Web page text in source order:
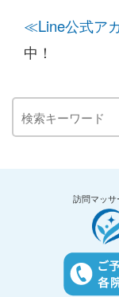
≪Line公式ア
中！
訪問マッサ